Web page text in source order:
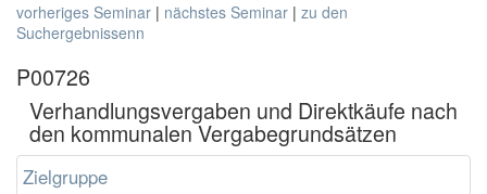
vorheriges Seminar | nächstes Seminar | zu den
Suchergebnissenn
P00726
Verhandlungsvergaben und Direktkäufe nach
den kommunalen Vergabegrundsätzen
Zielgruppe